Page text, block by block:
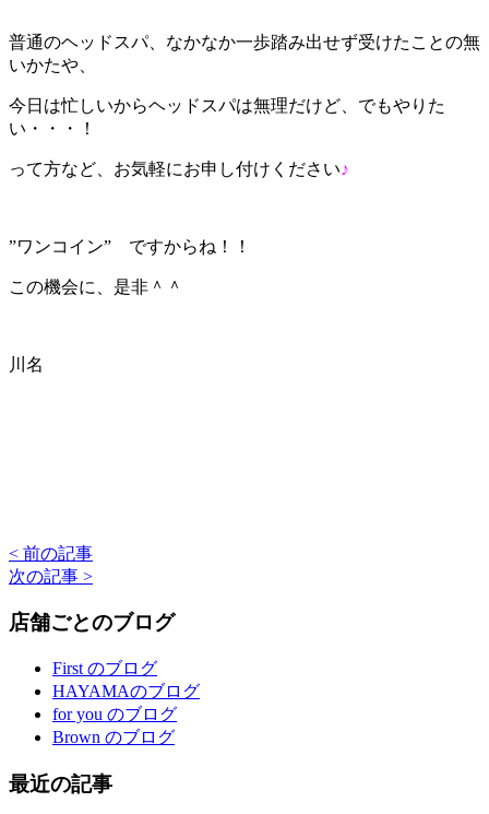
普通のヘッドスパ、なかなか一歩踏み出せず受けたことの無
いかたや、
今日は忙しいからヘッドスパは無理だけど、でもやりた
い・・・！
って方など、お気軽にお申し付けください♪
”ワンコイン” ですからね！！
この機会に、是非＾＾
川名
< 前の記事
次の記事 >
店舗ごとのブログ
First のブログ
HAYAMAのブログ
for you のブログ
Brown のブログ
最近の記事